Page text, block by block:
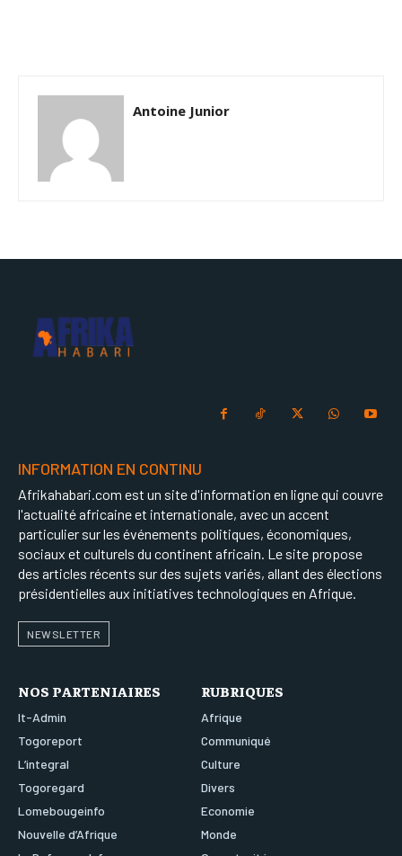
Antoine Junior
INFORMATION EN CONTINU
Afrikahabari.com est un site d'information en ligne qui couvre
l'actualité africaine et internationale, avec un accent
particulier sur les événements politiques, économiques,
sociaux et culturels du continent africain. Le site propose
des articles récents sur des sujets variés, allant des élections
présidentielles aux initiatives technologiques en Afrique.
NEWSLETTER
NOS PARTENIAIRES
It-Admin
Togoreport
L’integral
Togoregard
Lomebougeinfo
Nouvelle d’Afrique
RUBRIQUES
Afrique
Communiqué
Culture
Divers
Economie
Monde